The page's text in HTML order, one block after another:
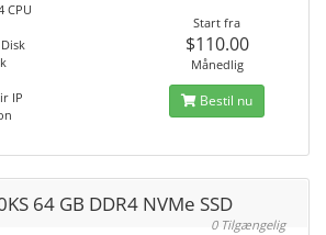
CPU
IP
Start fra
$110.00
Månedlig
Bestil nu
64 GB DDR4 NVMe SSD
0 Tilgængelig